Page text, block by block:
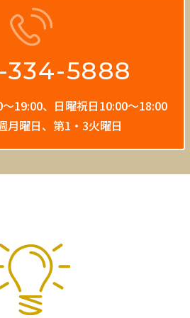
334-5888
19:00、 日曜祝日10:00〜18:00
月曜日、第1・3火曜日